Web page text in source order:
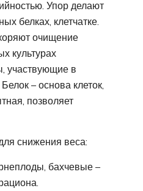
Упор делают
белках, клетчатке.
очищение
культурах
участвующие в
– основа клеток,
позволяет
снижения веса:
бахчевые –